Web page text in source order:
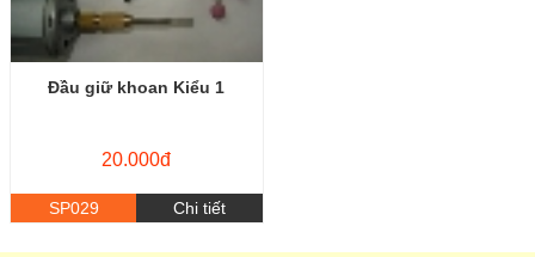
Đầu giữ khoan Kiểu 1
20.000đ
SP029 Chi tiết